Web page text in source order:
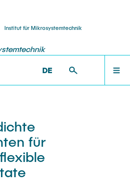
Institut für Mikrosystemtechnik
DE
für